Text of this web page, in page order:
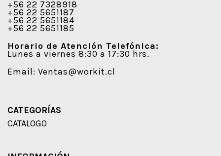
+56 22 7328918
+56 22 5651187
+56 22 5651184
+56 22 5651185
Horario de Atención Telefónica:
Lunes a viernes 8:30 a 17:30 hrs.
Email: Ventas@workit.cl
CATEGORÍAS
CATALOGO